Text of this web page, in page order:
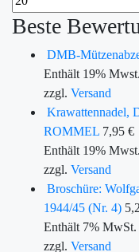
Beste
DMB-
Enthält 19% Mwst.
zzgl. Versand
Krawattennadel,
ROMMEL 7,95 €
Enthält 19% Mwst.
zzgl. Versand
Broschüre:
1944/45 (Nr. 4)
Enthält 7% MwSt.
zzgl. Versand